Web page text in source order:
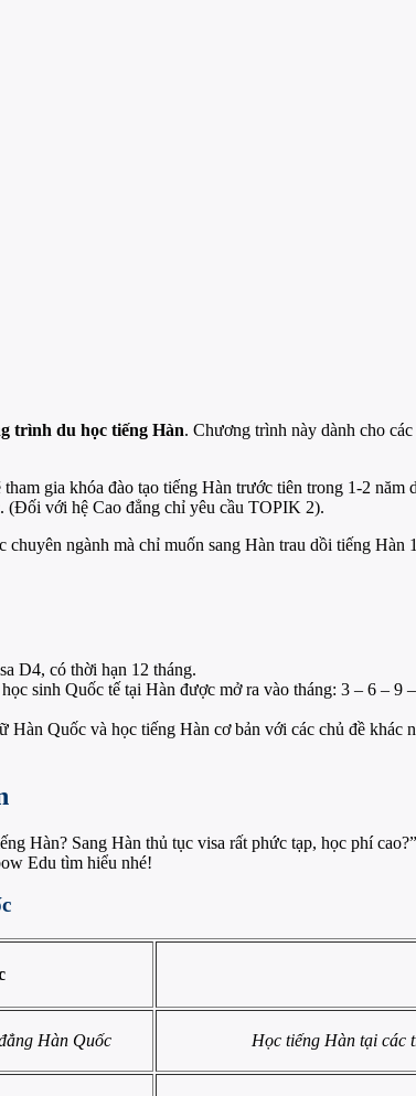
trình du học tiếng Hàn. Chương trình này dành cho các
gia khóa đào tạo tiếng Hàn trước tiên trong 1-2
(Đối với hệ Cao đẳng chỉ yêu cầu TOPIK 2).
ngành mà chỉ muốn sang Hàn trau dồi tiếng Hàn
D4, có thời hạn 12 tháng.
sinh Quốc tế tại Hàn được mở ra vào tháng: 3 – 6 –
Quốc và học tiếng Hàn cơ bản với các chủ đề
Hàn? Sang Hàn thủ tục visa rất phức tạp, học phí
Edu tìm hiểu nhé!
Hàn Quốc Học tiếng Hàn tại các